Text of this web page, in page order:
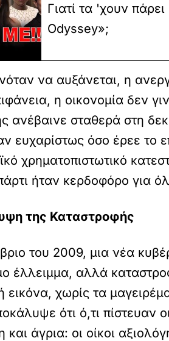
Γιατί τα 'χουν
Odyssey»;
να αυξάνεται, η
η οικονομία δεν
ανέβαινε σταθερά στη
ευχαρίστως όσο έρεε το
χρηματοπιστωτικό
ήταν κερδοφόρο για
της Καταστροφής
του 2009, μια νέα
έλλειμμα, αλλά
εικόνα, χωρίς τα
ότι ό,τι πίστευαν
και άγρια: οι οίκοι